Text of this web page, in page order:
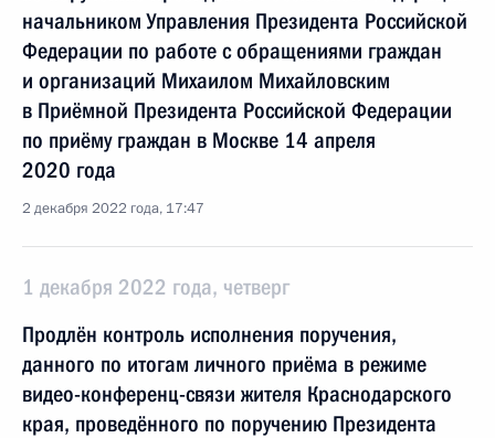
начальником Управления Президента Российской
Федерации по работе с обращениями граждан
и организаций Михаилом Михайловским
в Приёмной Президента Российской Федерации
по приёму граждан в Москве 14 апреля
2020 года
2 декабря 2022 года, 17:47
1 декабря 2022 года, четверг
Продлён контроль исполнения поручения,
данного по итогам личного приёма в режиме
видео-конференц-связи жителя Краснодарского
края, проведённого по поручению Президента